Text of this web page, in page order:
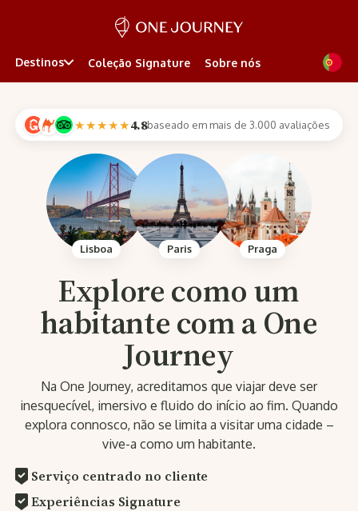
Destinos Coleção Signature Sobre nós
★★★★★4.8baseado em mais de 3.000 avaliações
Lisboa Paris Praga
Explore como um
habitante com a One
Journey
Na One Journey, acreditamos que viajar deve ser
inesquecível, imersivo e fluido do início ao fim. Quando
explora connosco, não se limita a visitar uma cidade –
vive-a como um habitante.
Serviço centrado no cliente
Experiências Signature